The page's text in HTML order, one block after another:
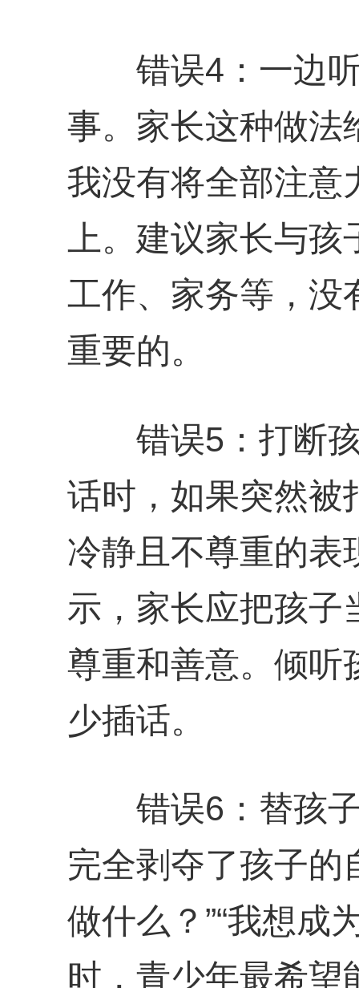
错误4：一边听
事。家长这种做法
我没有将全部注意
上。建议家长与
工作、家务等，没
重要的。
错误5：打断孩
话时，如果突然被
冷静且不尊重的表
示，家长应把孩子
尊重和善意。倾听
少插话。
错误6：替孩子
完全剥夺了孩子的
做什么？”“我想成
时，青少年最希望